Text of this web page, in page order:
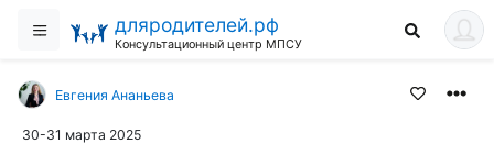
дляродителей.рф
Консультационный центр МПСУ
Евгения Ананьева
30-31 марта 2025